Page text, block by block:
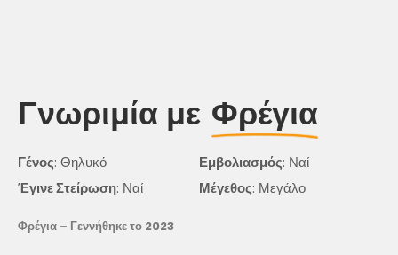
Γνωριμία με Φρέγια
Γένος: Θηλυκό
Έγινε Στείρωση: Ναί
Εμβολιασμός: Ναί
Μέγεθος: Μεγάλο
Φρέγια – Γεννήθηκε το 2023